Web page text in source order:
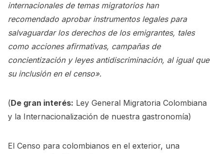
internacionales de temas migratorios han
recomendado aprobar instrumentos legales para
salvaguardar los derechos de los emigrantes, tales
como acciones afirmativas, campañas de
concientización y leyes antidiscriminación, al igual que
su inclusión en el censo».
(De gran interés: Ley General Migratoria Colombiana
y la Internacionalización de nuestra gastronomía)
El Censo para colombianos en el exterior, una